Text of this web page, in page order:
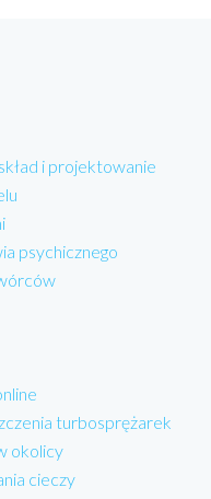
i projektowanie
psychicznego
turbosprężarek
okolicy
cieczy